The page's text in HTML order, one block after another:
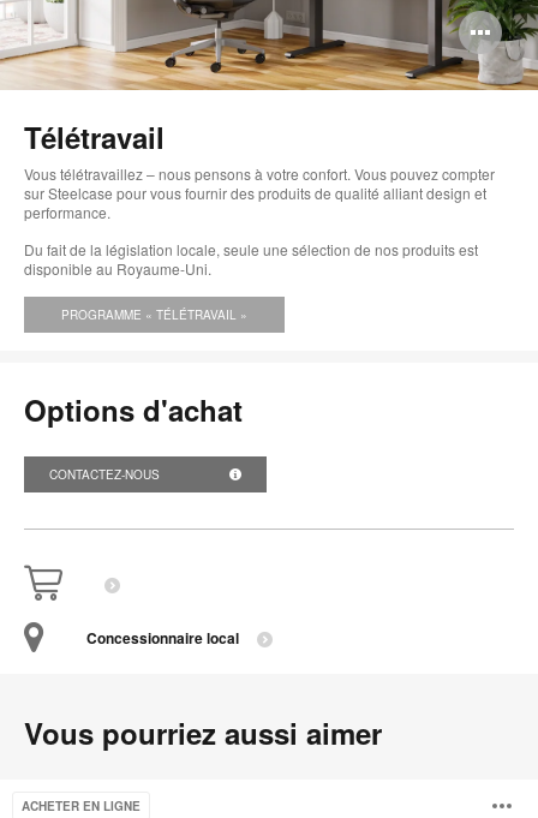
Télétravail
Vous télétravaillez – nous pensons à votre confort. Vous pouvez compter
sur Steelcase pour vous fournir des produits de qualité alliant design et
performance.
Du fait de la législation locale, seule une sélection de nos produits est
disponible au Royaume-Uni.
PROGRAMME « TÉLÉTRAVAIL »
Options d'achat
CONTACTEZ-NOUS
Concessionnaire local
Vous pourriez aussi aimer
SeriesACHETER EN LIGNE